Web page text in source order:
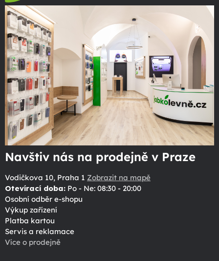
Navštiv nás na prodejně v Praze
Vodičkova 10, Praha 1 Zobrazit na mapě
Otevírací doba: Po - Ne: 08:30 - 20:00
Osobní odběr e-shopu
Výkup zařízení
Platba kartou
Servis a reklamace
Více o prodejně